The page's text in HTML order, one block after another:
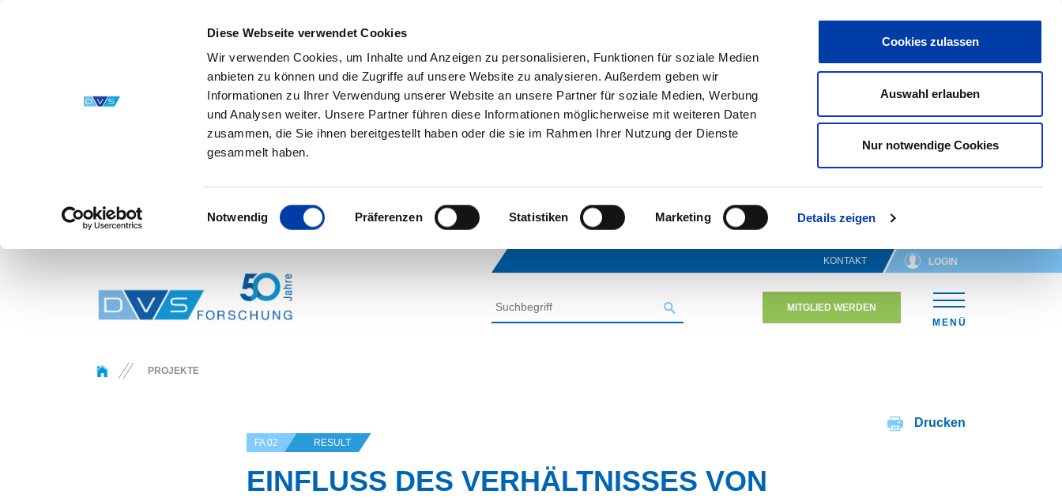
Diese Webseite verwendet Cookies
Wir verwenden Cookies, um Inhalte und Anzeigen zu personalisieren, Funktionen für soziale Medien
anbieten zu können und die Zugriffe auf unsere Website zu analysieren. Außerdem geben wir
Informationen zu Ihrer Verwendung unserer Website an unsere Partner für soziale Medien, Werbung
und Analysen weiter. Unsere Partner führen diese Informationen möglicherweise mit weiteren Daten
zusammen, die Sie ihnen bereitgestellt haben oder die sie im Rahmen Ihrer Nutzung der Dienste
gesammelt haben.
Einwilligungsauswahl
Notwendig Präferenzen Statistiken Marketing Details zeigen
Cookies zulassen
Auswahl erlauben
Nur notwendige Cookies
KONTAKT LOGIN
SUCHEN
MITGLIED WERDEN
MENÜ
You are here:PROJEKTE
Drucken
FA 02 RESULT
EINFLUSS DES VERHÄLTNISSES VON